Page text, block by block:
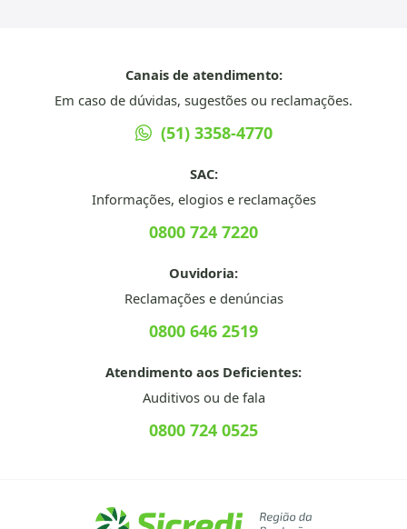
Canais de atendimento:
Em caso de dúvidas, sugestões ou reclamações.
(51) 3358-4770
SAC:
Informações, elogios e reclamações
0800 724 7220
Ouvidoria:
Reclamações e denúncias
0800 646 2519
Atendimento aos Deficientes:
Auditivos ou de fala
0800 724 0525